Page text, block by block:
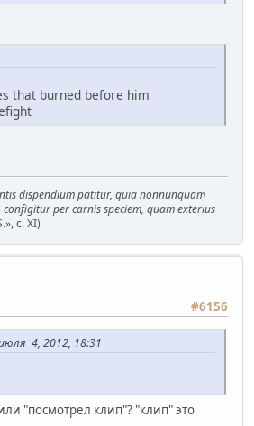
that burned before him
dispendium patitur, quia nonnunquam
configitur per carnis speciem, quam exterius
c. XI)
#6156
4, 2012, 18:31
"посмотрел клип"? "клип" это